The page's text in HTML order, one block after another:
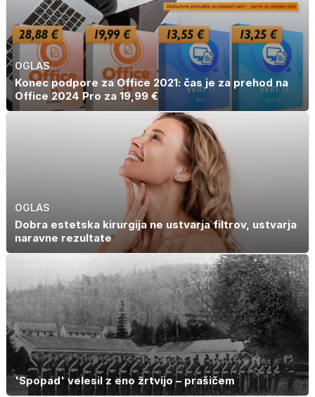
OGLAS
Konec podpore za Office 2021: čas je za prehod na
Office 2024 Pro za 19,99 €
OGLAS
Dobra estetska kirurgija ne ustvarja filtrov, ustvarja
naravne rezultate
'Spopad' velesil z eno žrtvijo – prašičem